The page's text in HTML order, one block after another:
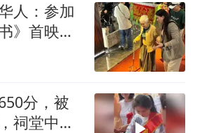
人：参加
》首映礼
分，被
祠堂中门